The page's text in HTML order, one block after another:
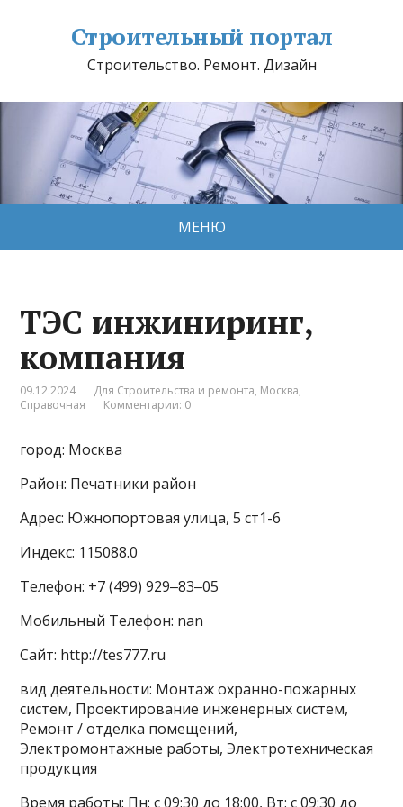
Строительный портал
Строительство. Ремонт. Дизайн
МЕНЮ
ТЭС инжиниринг,
компания
09.12.2024 Для Строительства и ремонта, Москва,
Справочная
Комментарии: 0
город: Москва
Район: Печатники район
Адрес: Южнопортовая улица, 5 ст1-6
Индекс: 115088.0
Телефон: +7 (499) 929‒83‒05
Мобильный Телефон: nan
Сайт: http://tes777.ru
вид деятельности: Монтаж охранно-пожарных
систем, Проектирование инженерных систем,
Ремонт / отделка помещений,
Электромонтажные работы, Электротехническая
продукция
Время работы: Пн: с 09:30 до 18:00, Вт: с 09:30 до